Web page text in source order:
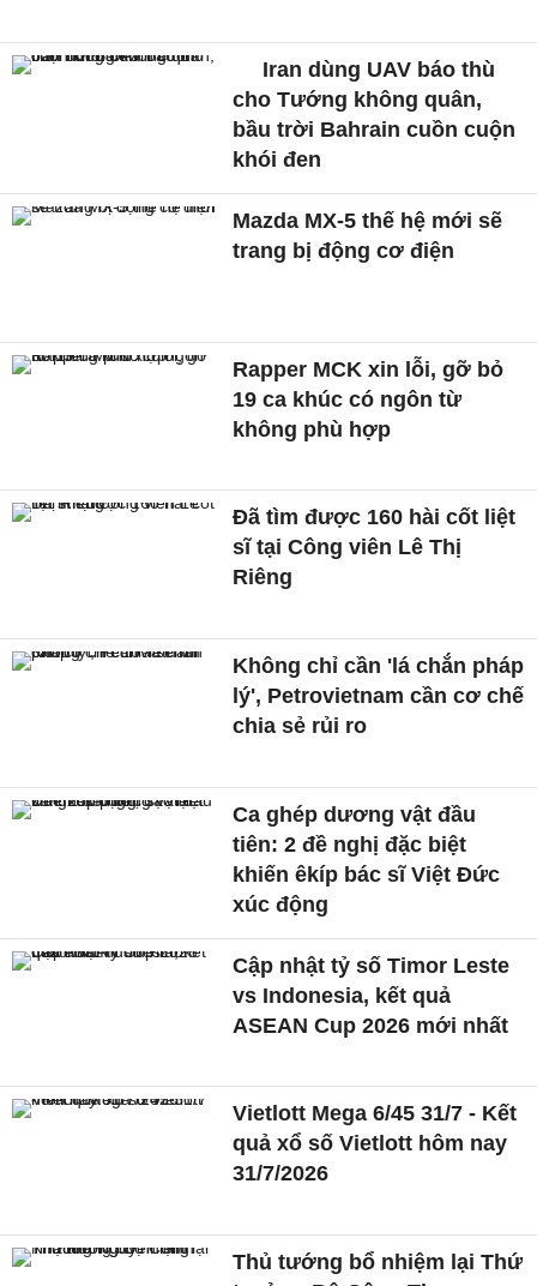
Iran dùng UAV báo thù
cho Tướng không quân,
bầu trời Bahrain cuồn cuộn
khói đen
Mazda MX-5 thế hệ mới sẽ
trang bị động cơ điện
Rapper MCK xin lỗi, gỡ bỏ
19 ca khúc có ngôn từ
không phù hợp
Đã tìm được 160 hài cốt liệt
sĩ tại Công viên Lê Thị
Riêng
Không chỉ cần 'lá chắn pháp
lý', Petrovietnam cần cơ chế
chia sẻ rủi ro
Ca ghép dương vật đầu
tiên: 2 đề nghị đặc biệt
khiến êkíp bác sĩ Việt Đức
xúc động
Cập nhật tỷ số Timor Leste
vs Indonesia, kết quả
ASEAN Cup 2026 mới nhất
Vietlott Mega 6/45 31/7 - Kết
quả xổ số Vietlott hôm nay
31/7/2026
Thủ tướng bổ nhiệm lại Thứ